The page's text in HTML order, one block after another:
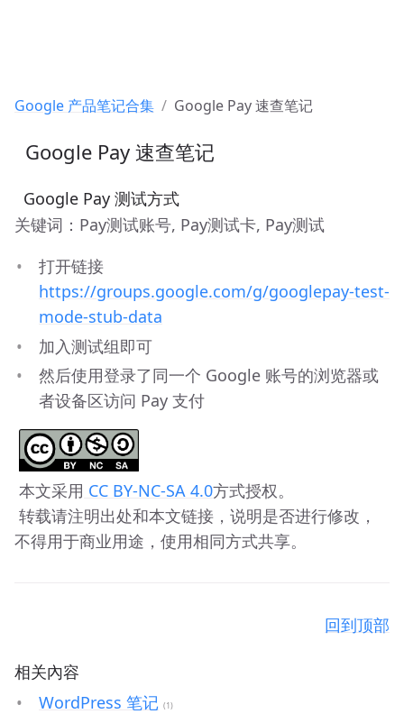
Google 产品笔记合集 Google Pay 速查笔记
Google Pay 速查笔记
Google Pay 测试方式
关键词：Pay测试账号, Pay测试卡, Pay测试
https://groups.google.com/g/googlepay-test-
mode-stub-data
加入测试组即可
然后使用登录了同一个 Google 账号的浏览器或
者设备区访问 Pay 支付
本文采用 CC BY-NC-SA 4.0方式授权。
不得用于商业用途，使用相同方式共享。
回到顶部
相关內容
WordPress 笔记 (1)